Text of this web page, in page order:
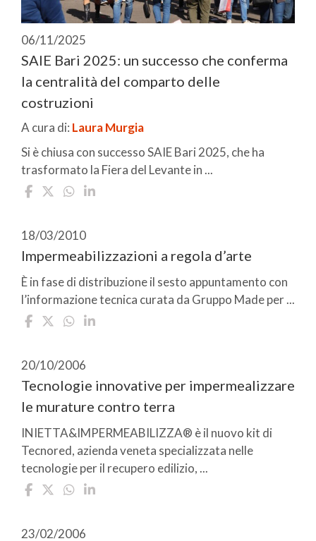
06/11/2025
SAIE Bari 2025: un successo che conferma
la centralità del comparto delle
costruzioni
A cura di: Laura Murgia
Si è chiusa con successo SAIE Bari 2025, che ha
trasformato la Fiera del Levante in ...
18/03/2010
Impermeabilizzazioni a regola d’arte
È in fase di distribuzione il sesto appuntamento con
l’informazione tecnica curata da Gruppo Made per ...
20/10/2006
Tecnologie innovative per impermealizzare
le murature contro terra
INIETTA&IMPERMEABILIZZA® è il nuovo kit di
Tecnored, azienda veneta specializzata nelle
tecnologie per il recupero edilizio, ...
23/02/2006